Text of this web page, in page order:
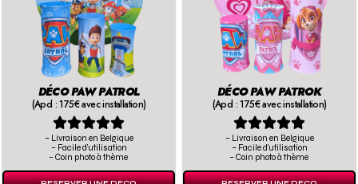
DÉCO PAW PATROL
(Apd : 175€ avec installation)

– Livraison en Belgique
– Facile d’utilisation
– Coin photo à thème
DÉCO PAW PATROK
(Apd : 175€ avec installation)

– Livraison en Belgique
– Facile d’utilisation
– Coin photo à thème